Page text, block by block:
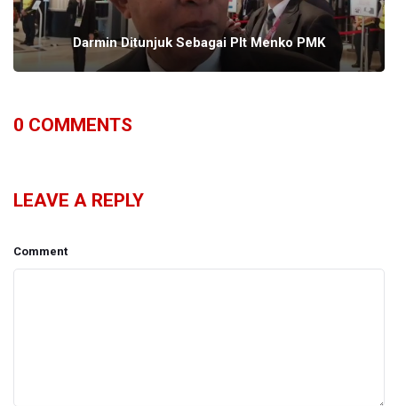
Darmin Ditunjuk Sebagai Plt Menko PMK
0 COMMENTS
LEAVE A REPLY
Comment